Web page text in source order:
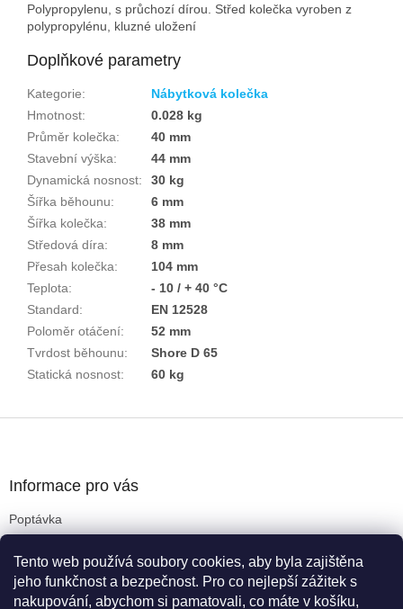
Tento web používá soubory cookies, aby byla zajištěna
jeho funkčnost a bezpečnost. Pro co nejlepší zážitek s
nakupování, abychom si pamatovali, co máte v košíku,
Polypropylenu, s průchozí dírou. Střed kolečka vyroben z
polypropylénu, kluzné uložení
Doplňkové parametry
Kategorie:
Nábytková kolečka
Hmotnost:
0.028 kg
Průměr kolečka:
40 mm
Stavební výška:
44 mm
Dynamická nosnost:
30 kg
Šířka běhounu:
6 mm
Šířka kolečka:
38 mm
Středová díra:
8 mm
Přesah kolečka:
104 mm
Teplota:
- 10 / + 40 °C
Standard:
EN 12528
Poloměr otáčení:
52 mm
Tvrdost běhounu:
Shore D 65
Statická nosnost: 60 kg
Informace pro vás
Poptávka
Podmínky ochrany osobních údajů
Reklamační řád